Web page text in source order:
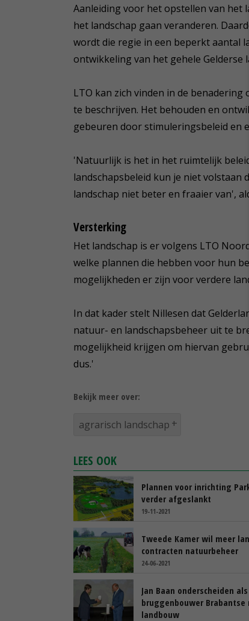
Aanleiding voor het opstellen van het
het landschap gaan veranderen.
wordt die regie in een beperkt aantal
ontwikkeling van het gehele Gelderse
LTO kan zich vinden in de benadering
te beschrijven. Het behouden en
gebeuren door stimuleringsbeleid en
'Natuurlijk is het in het ruimtelijk
landschapsbeleid kun je niet volstaan
landschap niet beter en fraaier van',
Versterking
Het landschap is er volgens LTO
welke plannen die hebben voor hun
mogelijkheden er zijn voor verdere
In dat kader stelt Nillesen dat
natuur- en landschapsbeheer uit te
mogelijkheid krijgen om hiervan
dus.'
Bekijk meer over:
agrarisch landschap
LEES OOK
Plannen voor inrichting
verder afgeslankt
19-11-2021
Tweede Kamer wil meer
contracten natuurbeheer
24-06-2021
Jan Baan onderscheiden als
bruggenbouwer Brabantse
landbouw